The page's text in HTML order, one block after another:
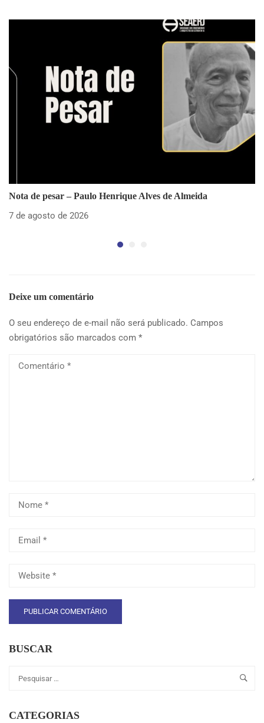
Nota de pesar – Paulo Henrique Alves de Almeida
7 de agosto de 2026
Deixe um comentário
O seu endereço de e-mail não será publicado. Campos
obrigatórios são marcados com *
BUSCAR
CATEGORIAS